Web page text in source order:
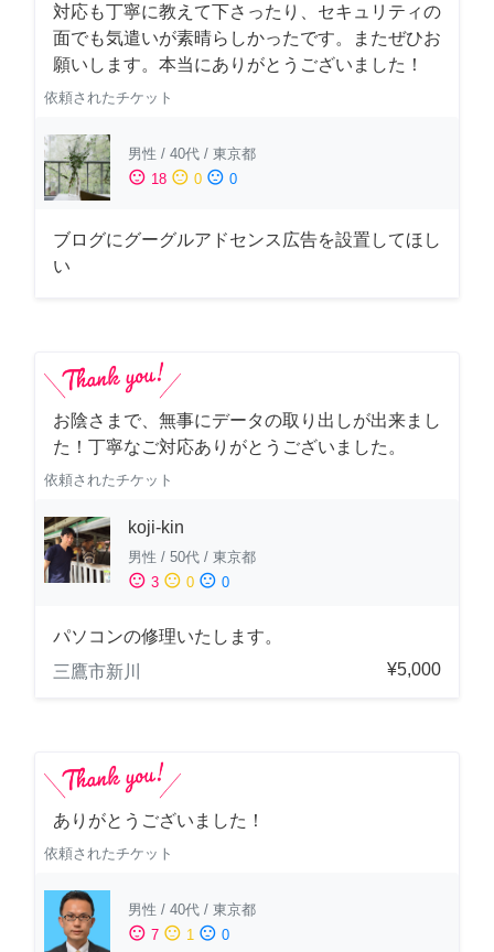
対応も丁寧に教えて下さったり、セキュリティの
面でも気遣いが素晴らしかったです。またぜひお
願いします。本当にありがとうございました！
依頼されたチケット
男性 / 40代 / 東京都
sentiment_satisfied 18 sentiment_neutral 0 sentiment_dissatisfied 0
ブログにグーグルアドセンス広告を設置してほし
い
お陰さまで、無事にデータの取り出しが出来まし
た！丁寧なご対応ありがとうございました。
依頼されたチケット
koji-kin
男性 / 50代 / 東京都
sentiment_satisfied 3 sentiment_neutral 0 sentiment_dissatisfied 0
パソコンの修理いたします。
三鷹市新川
¥5,000
ありがとうございました！
依頼されたチケット
男性 / 40代 / 東京都
sentiment_satisfied 7 sentiment_neutral 1 sentiment_dissatisfied 0